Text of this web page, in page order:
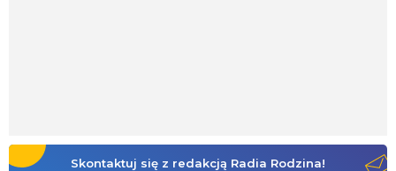
Skontaktuj się z redakcją Radia Rodzina!